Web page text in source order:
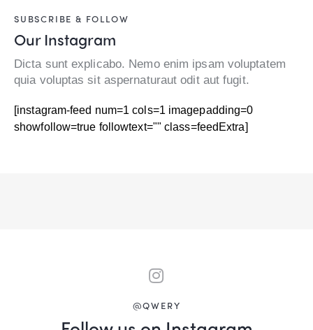
SUBSCRIBE & FOLLOW
Our Instagram
Dicta sunt explicabo. Nemo enim ipsam voluptatem
quia voluptas sit aspernaturaut odit aut fugit.
[instagram-feed num=1 cols=1 imagepadding=0
showfollow=true followtext="" class=feedExtra]
@QWERY